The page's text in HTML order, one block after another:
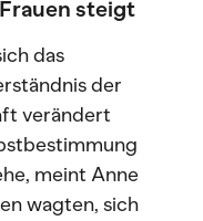
steigt
das
der
verändert
meint Anne
wagten, sich